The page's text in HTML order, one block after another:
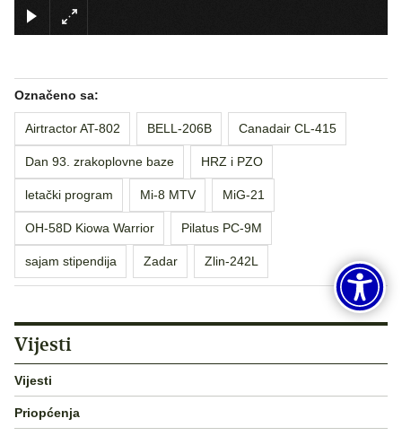
Označeno sa:
Airtractor AT-802 BELL-206B Canadair CL-415
Dan 93. zrakoplovne baze HRZ i PZO
letački program Mi-8 MTV MiG-21
OH-58D Kiowa Warrior Pilatus PC-9M
sajam stipendija Zadar Zlin-242L
Vijesti
Vijesti
Priopćenja